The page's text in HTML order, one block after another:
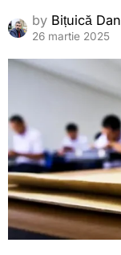
by Bițuică Dan
26 martie 2025